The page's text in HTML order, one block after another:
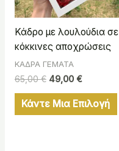
Κάδρο με λουλούδια σε
κόκκινες αποχρώσεις
ΚΑΔΡΑ ΓΕΜΑΤΑ
65,00€ 49,00 €
Κάντε Μια Επιλογή